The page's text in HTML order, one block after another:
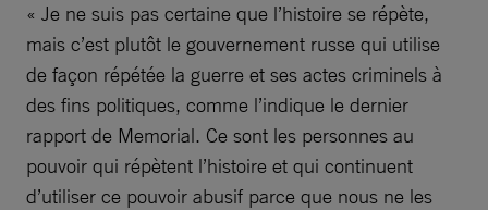
« Je ne suis pas certaine que l’histoire se répète,
mais c’est plutôt le gouvernement russe qui utilise
de façon répétée la guerre et ses actes criminels à
des fins politiques, comme l’indique le dernier
rapport de Memorial. Ce sont les personnes au
pouvoir qui répètent l’histoire et qui continuent
d’utiliser ce pouvoir abusif parce que nous ne les